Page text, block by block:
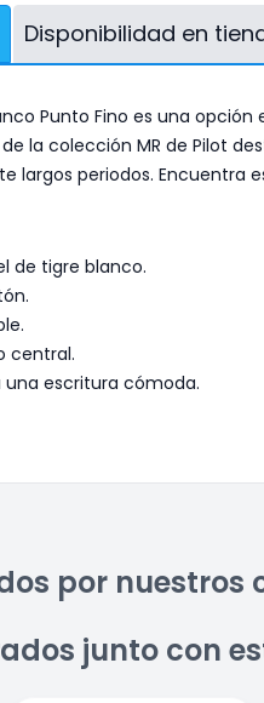
Disponibilidad en
Punto Fino es una
la colección MR de Pilot
largos periodos. Encuentra
de tigre blanco.
central.
escritura cómoda.
por nuestros
junto con